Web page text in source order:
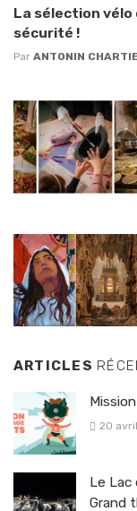
La sélection vélo
sécurité !
Par ANTONIN
ARTICLES
20
Le Lac
Grand